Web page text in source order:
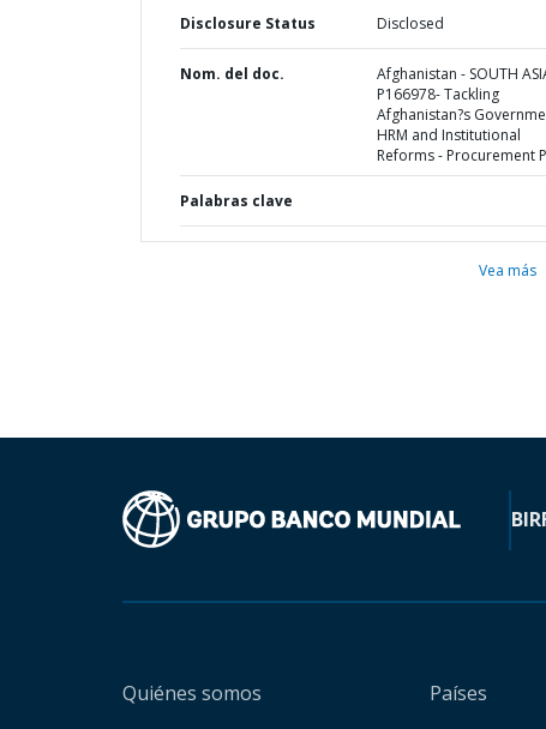
Disclosure Status Disclosed
Nom. del doc.
Afghanistan - SOUTH
P166978- Tackling
Afghanistan?s
HRM and Institutional
Reforms - Procurement
Palabras clave
Vea más
Quiénes somos
Países